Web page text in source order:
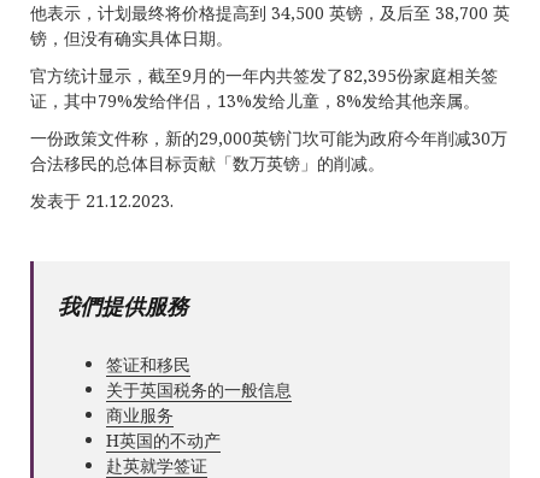
他表示，计划最终将价格提高到 34,500 英镑，及后至 38,700 英
镑，但没有确实具体日期。
官方统计显示，截至9月的一年内共签发了82,395份家庭相关签
证，其中79%发给伴侣，13%发给儿童，8%发给其他亲属。
一份政策文件称，新的29,000英镑门坎可能为政府今年削减30万
合法移民的总体目标贡献「数万英镑」的削减。
发表于 21.12.2023.
我們提供服務
签证和移民
关于英国税务的一般信息
商业服务
Н英国的不动产
赴英就学签证